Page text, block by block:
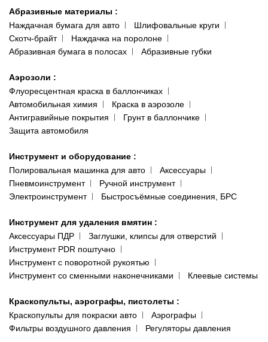
Абразивные материалы :
Наждачная бумага для авто
Шлифовальные круги
Скотч-брайт
Наждачка на поролоне
Абразивная бумага в полосах
Абразивные губки
Аэрозоли :
Флуоресцентная краска в баллончиках
Автомобильная химия
Краска в аэрозоле
Антигравийные покрытия
Грунт в баллончике
Защита автомобиля
Инструмент и оборудование :
Полировальная машинка для авто
Аксессуары
Пневмоинструмент
Ручной инструмент
Электроинструмент
Быстросъёмные соединения, БРС
Инструмент для удаления вмятин :
Аксессуары ПДР
Заглушки, клипсы для отверстий
Инструмент PDR поштучно
Инструмент с поворотной рукоятью
Инструмент со сменными наконечниками
Клеевые системы
Краскопульты, аэрографы, пистолеты :
Краскопульты для покраски авто
Аэрографы
Фильтры воздушного давления
Регуляторы давления